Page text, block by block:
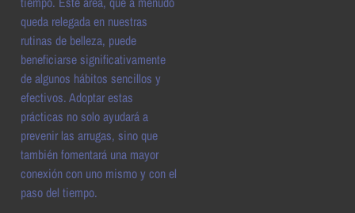
queda relegada en nuestras
rutinas de belleza, puede
beneficiarse significativamente
de algunos hábitos sencillos y
efectivos. Adoptar estas
prácticas no solo ayudará a
prevenir las arrugas, sino que
también fomentará una mayor
conexión con uno mismo y con el
paso del tiempo.